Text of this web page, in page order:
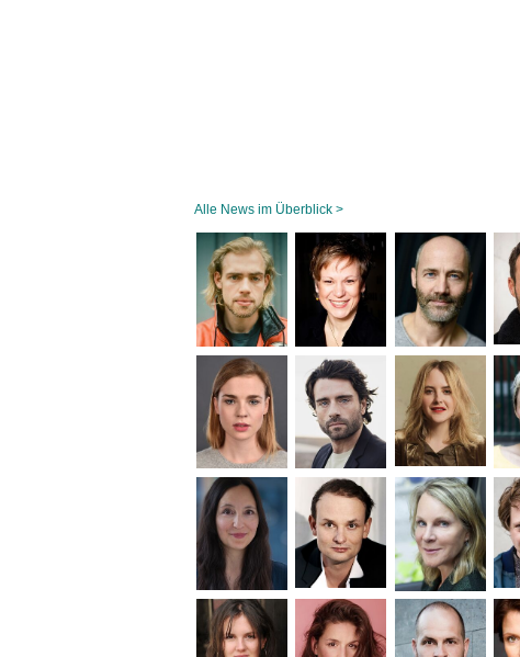
Alle News im Überblick >
Navigation
überspringen